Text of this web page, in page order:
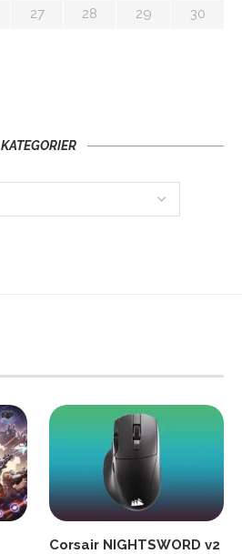
27 28 29
30
KATEGORIER
Corsair NIGHTSWORD v2